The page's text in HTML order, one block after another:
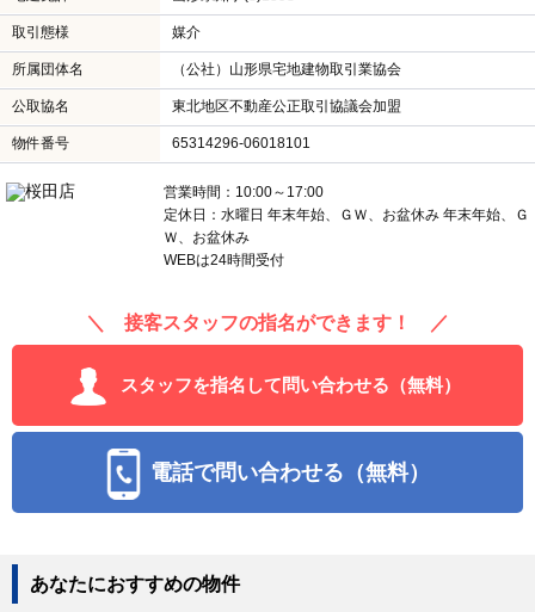
取引態様 媒介
所属団体名 （公社）山形県宅地建物取引業協会
公取協名 東北地区不動産公正取引協議会加盟
物件番号 65314296-06018101
営業時間：10:00～17:00
定休日：水曜日 年末年始、ＧＷ、お盆休み 年末年始、Ｇ
Ｗ、お盆休み
WEBは24時間受付
＼ 接客スタッフの指名ができます！ ／
スタッフを指名して問い合わせる（無料）
電話で問い合わせる（無料）
あなたにおすすめの物件